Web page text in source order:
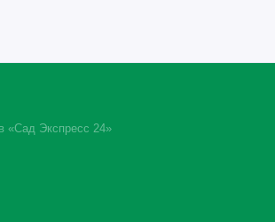
«Сад Экспресс 24»